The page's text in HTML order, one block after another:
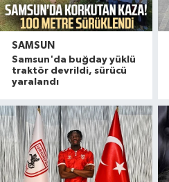
SAMSUN
Samsun'da buğday yüklü
traktör devrildi, sürücü
yaralandı